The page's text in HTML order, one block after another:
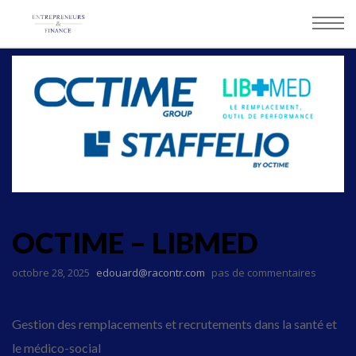
OCTIME – LIBMED
octobre 28, 2025 edouard@racontr.com pas de commentaires
Gestion des remplacements et recrutements dans la santé et
le médico-social
Panneau de gestion des cookies